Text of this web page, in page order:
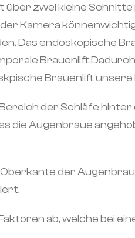
zwei kleine Schnitte
Kamera
Das endoskopische
Brauenlift
der Schläfe
die Augenbraue
der
ab, welche bei